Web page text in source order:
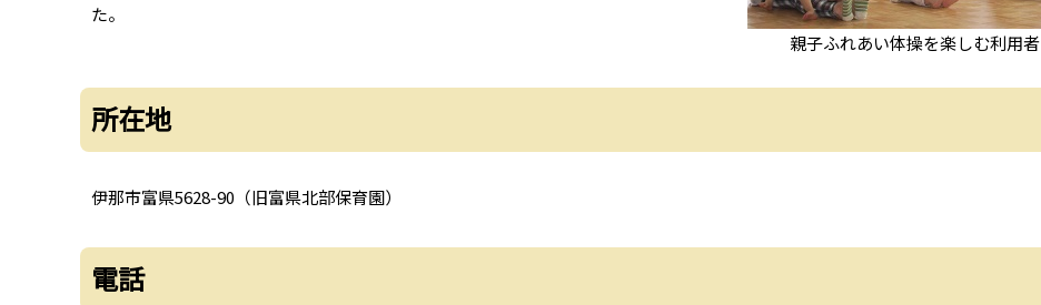
親子ふれあい体操を楽しむ利用者
た。
所在地
伊那市富県5628-90（旧富県北部保育園）
電話